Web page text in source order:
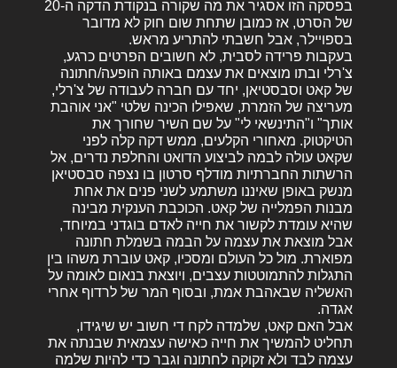
בפסקה הזו אסגיר את מה שקורה בנקודת הדקה ה-20
של הסרט, אז כמובן שתחת שום חוק לא מדובר
בספויילר, אבל חשבתי להתריע מראש.
בעקבות פרידה לסבית, לא חשובים הפרטים כרגע,
צ'רלי ובתו מוצאים את עצמם באותה הופעה/חתונה
של קאט וסבסטיאן, יחד עם חברה לעבודה של צ'רלי,
מעריצה של הזמרת, שאפילו הכינה שלטי "אני אוהבת
אותך" ו"התינשאי לי" על שם השיר שחורך את
הטיקטוק. מאחורי הקלעים, ממש דקה קלה לפני
שקאט עולה לבמה לביצוע הדואט והחלפת נדרים, אל
הרשתות החברתיות מודלף סרטון בו נצפה סבסטיאן
מנשק באופן שאיננו משתמע לשני פנים את אחת
מבנות הפמלייה של קאט. הכוכבת הענקית מבינה
שהיא עומדת לקשור את חייה לאדם בוגדני במיוחד,
אבל מוצאת את עצמה על הבמה בשמלת חתונה
מפוארת. מול כל העולם ומסכיו, קאט עוברת משהו בין
התגלות להתמוטטות עצבים, ויוצאת בנאום לאומה על
האשליה שבאהבת אמת, ובסוף המר של לרדוף אחרי
אגדה.
אבל האם קאט, שלמדה לקח די חשוב יש שיגידו,
תחליט להמשיך את חייה כאישה עצמאית שבנתה את
עצמה לבד ולא זקוקה לחתונה וגבר כדי להיות שלמה